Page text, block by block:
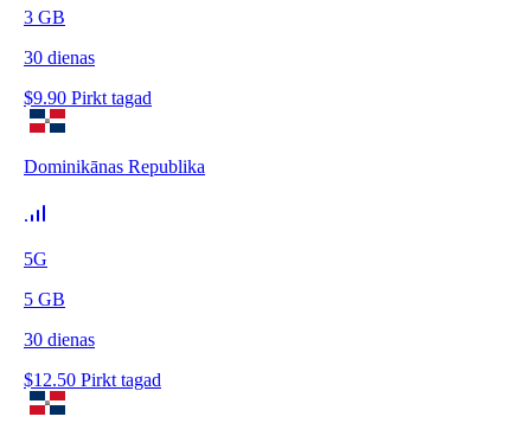
3 GB
30 dienas
$9.90 Pirkt tagad
Dominikānas Republika
5G
5 GB
30 dienas
$12.50 Pirkt tagad